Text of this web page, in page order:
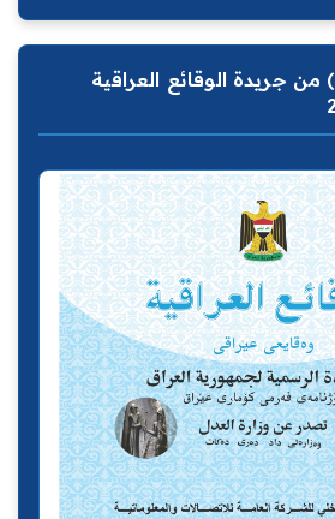
صدر العدد (4875) من جريدة الوقائع العراقية